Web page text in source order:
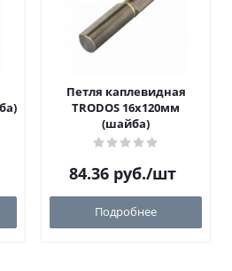
Петля каплевидная
TRODOS 16х120мм
(шайба)
84.36 руб./шт
Подробнее